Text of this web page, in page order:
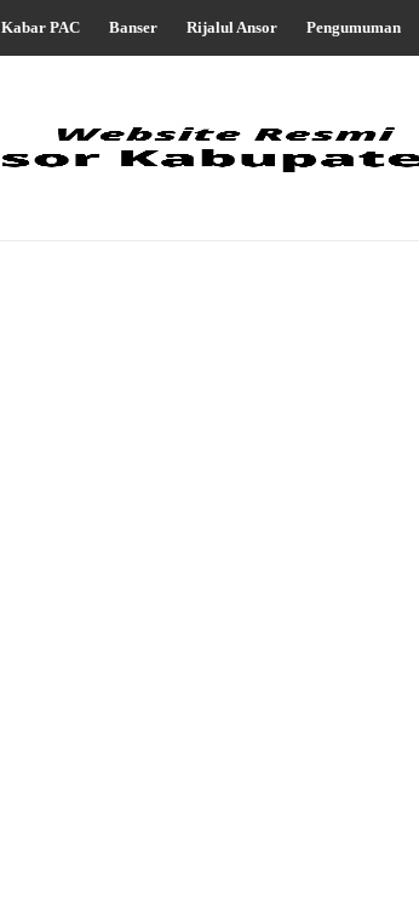
Kabar PAC Banser Rijalul Ansor Pengumuman